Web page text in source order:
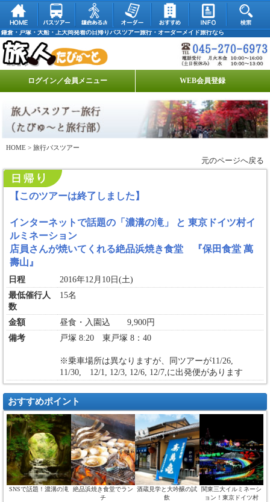
鎌倉・戸塚・大船・上大岡発着の日帰りバスツアー旅行・オーダーメイド旅行なら
ログイン／会員メニュー WEB会員登録
HOME > 旅行バスツアー
元のページへ戻る
【このツアーは終了しました】
インターネットで話題の「濃溝の滝」 と 東京ドイツ村イ
ルミネーション
店員さんが焼いてくれる絶品浜焼き食堂 『保田食堂 萬
壽山』
日程
2016年12月10日(土)
最低催行人
数
15名
金額
昼食・入園込 9,900円
備考
戸塚 8:20 東戸塚 8：40
※乗車場所は異なりますが、同ツアーが11/26,
11/30, 12/1, 12/3, 12/6, 12/7,に出発便があります
おすすめポイント
SNSで話題！濃溝の滝
絶品浜焼き食堂でラン
チ
酒蔵見学と大吟醸の試
飲
関東三大イルミネーシ
ョン！東京ドイツ村